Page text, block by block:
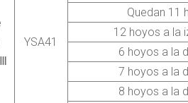
YSA41
Quedan 11
12 hoyos a la
6 hoyos a la
7 hoyos a la
8 hoyos a la